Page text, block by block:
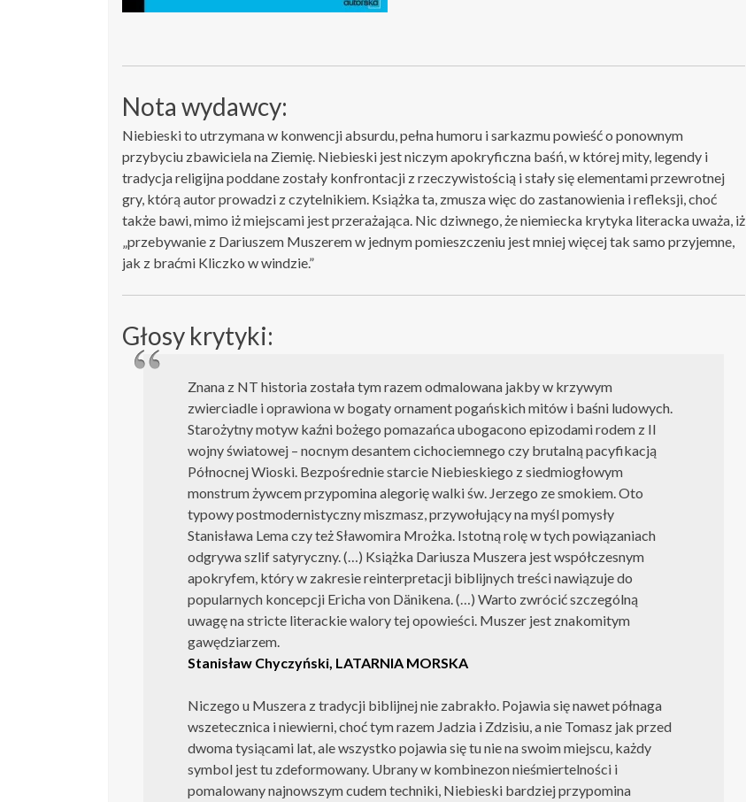
Nota wydawcy:
Niebieski to utrzymana w konwencji absurdu, pełna humoru i sarkazmu powieść o ponownym
przybyciu zbawiciela na Ziemię. Niebieski jest niczym apokryficzna baśń, w której mity, legendy i
tradycja religijna poddane zostały konfrontacji z rzeczywistością i stały się elementami przewrotnej
gry, którą autor prowadzi z czytelnikiem. Książka ta, zmusza więc do zastanowienia i refleksji, choć
także bawi, mimo iż miejscami jest przerażająca. Nic dziwnego, że niemiecka krytyka literacka uważa, iż
„przebywanie z Dariuszem Muszerem w jednym pomieszczeniu jest mniej więcej tak samo przyjemne,
jak z braćmi Kliczko w windzie.”
Głosy krytyki:
Znana z NT historia została tym razem odmalowana jakby w krzywym
zwierciadle i oprawiona w bogaty ornament pogańskich mitów i baśni ludowych.
Starożytny motyw kaźni bożego pomazańca ubogacono epizodami rodem z II
wojny światowej – nocnym desantem cichociemnego czy brutalną pacyfikacją
Północnej Wioski. Bezpośrednie starcie Niebieskiego z siedmiogłowym
monstrum żywcem przypomina alegorię walki św. Jerzego ze smokiem. Oto
typowy postmodernistyczny miszmasz, przywołujący na myśl pomysły
Stanisława Lema czy też Sławomira Mrożka. Istotną rolę w tych powiązaniach
odgrywa szlif satyryczny. (…) Książka Dariusza Muszera jest współczesnym
apokryfem, który w zakresie reinterpretacji biblijnych treści nawiązuje do
popularnych koncepcji Ericha von Dänikena. (…) Warto zwrócić szczególną
uwagę na stricte literackie walory tej opowieści. Muszer jest znakomitym
gawędziarzem.
Stanisław Chyczyński, LATARNIA MORSKA
Niczego u Muszera z tradycji biblijnej nie zabrakło. Pojawia się nawet półnaga
wszetecznica i niewierni, choć tym razem Jadzia i Zdzisiu, a nie Tomasz jak przed
dwoma tysiącami lat, ale wszystko pojawia się tu nie na swoim miejscu, każdy
symbol jest tu zdeformowany. Ubrany w kombinezon nieśmiertelności i
pomalowany najnowszym cudem techniki, Niebieski bardziej przypomina